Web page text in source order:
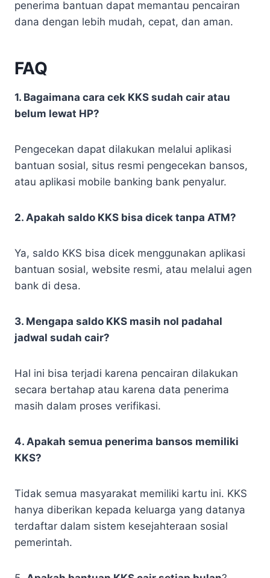
penerima bantuan dapat memantau pencairan
dana dengan lebih mudah, cepat, dan aman.
FAQ
1. Bagaimana cara cek KKS sudah cair atau
belum lewat HP?
Pengecekan dapat dilakukan melalui aplikasi
bantuan sosial, situs resmi pengecekan bansos,
atau aplikasi mobile banking bank penyalur.
2. Apakah saldo KKS bisa dicek tanpa ATM?
Ya, saldo KKS bisa dicek menggunakan aplikasi
bantuan sosial, website resmi, atau melalui agen
bank di desa.
3. Mengapa saldo KKS masih nol padahal
jadwal sudah cair?
Hal ini bisa terjadi karena pencairan dilakukan
secara bertahap atau karena data penerima
masih dalam proses verifikasi.
4. Apakah semua penerima bansos memiliki
KKS?
Tidak semua masyarakat memiliki kartu ini. KKS
hanya diberikan kepada keluarga yang datanya
terdaftar dalam sistem kesejahteraan sosial
pemerintah.